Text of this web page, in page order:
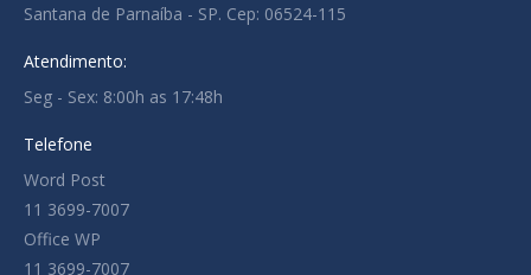
Santana de Parnaíba - SP. Cep: 06524-115
Atendimento:
Seg - Sex: 8:00h as 17:48h
Telefone
Word Post
11 3699-7007
Office WP
11 3699-7007